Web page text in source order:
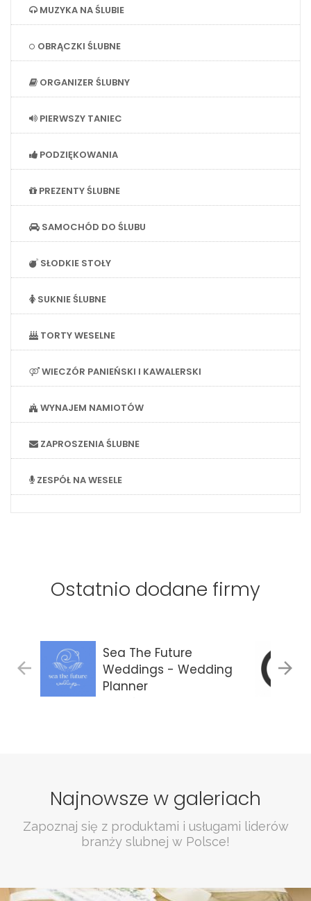
MUZYKA NA ŚLUBIE
OBRĄCZKI ŚLUBNE
ORGANIZER ŚLUBNY
PIERWSZY TANIEC
PODZIĘKOWANIA
PREZENTY ŚLUBNE
SAMOCHÓD DO ŚLUBU
SŁODKIE STOŁY
SUKNIE ŚLUBNE
TORTY WESELNE
WIECZÓR PANIEŃSKI I KAWALERSKI
WYNAJEM NAMIOTÓW
ZAPROSZENIA ŚLUBNE
ZESPÓŁ NA WESELE
Ostatnio dodane firmy
Sea The Future
Weddings - Wedding
Planner
Najnowsze w galeriach
Zapoznaj się z produktami i usługami liderów
branży slubnej w Polsce!